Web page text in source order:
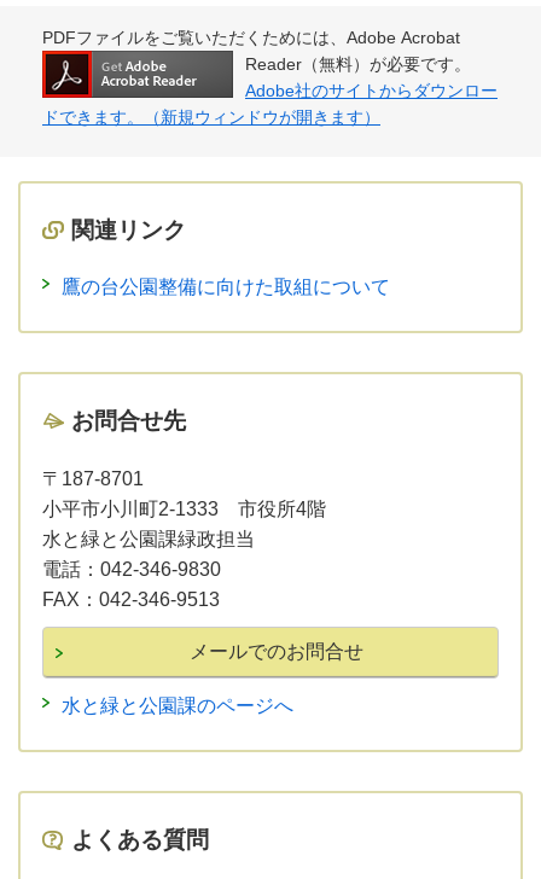
PDFファイルをご覧いただくためには、Adobe Acrobat
Reader（無料）が必要です。
Adobe社のサイトからダウンロー
ドできます。（新規ウィンドウが開きます）
関連リンク
鷹の台公園整備に向けた取組について
お問合せ先
〒187-8701
小平市小川町2-1333 市役所4階
水と緑と公園課緑政担当
電話： 042-346-9830
FAX： 042-346-9513
水と緑と公園課のページへ
よくある質問